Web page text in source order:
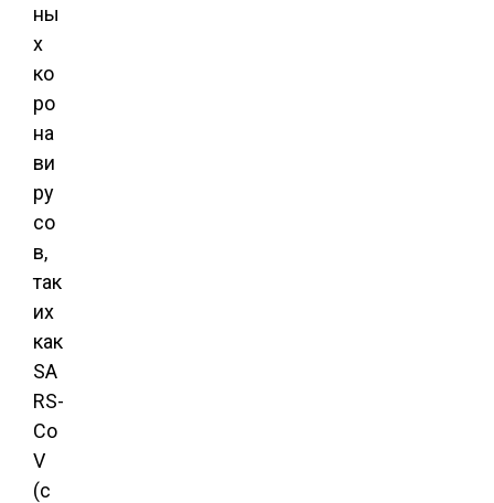
ны
х
ко
ро
на
ви
ру
со
в,
так
их
как
SA
RS-
Co
V
(с